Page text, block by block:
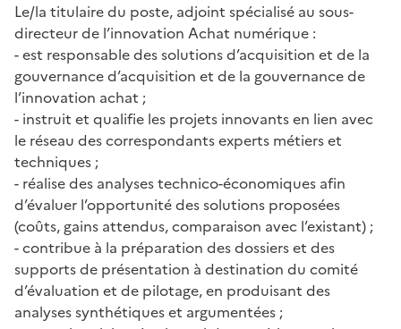
Le/la titulaire du poste, adjoint spécialisé au sous-
directeur de l’innovation Achat numérique :
- est responsable des solutions d’acquisition et de la
gouvernance d’acquisition et de la gouvernance de
l’innovation achat ;
- instruit et qualifie les projets innovants en lien avec
le réseau des correspondants experts métiers et
techniques ;
- réalise des analyses technico-économiques afin
d’évaluer l’opportunité des solutions proposées
(coûts, gains attendus, comparaison avec l’existant) ;
- contribue à la préparation des dossiers et des
supports de présentation à destination du comité
d’évaluation et de pilotage, en produisant des
analyses synthétiques et argumentées ;